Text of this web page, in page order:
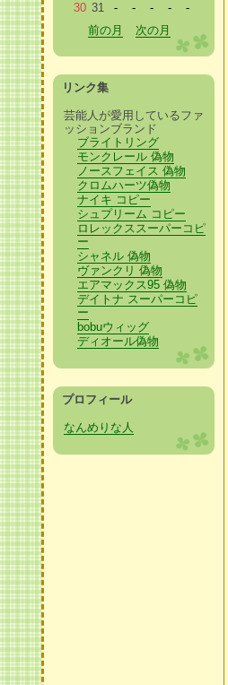
30 31 - - - -
-
前の月
次の月
リンク集
芸能人が愛用しているファ
ッションブランド
ブライトリング
モンクレール 偽物
ノースフェイス 偽物
クロムハーツ偽物
ナイキ コピー
シュプリーム コピー
ロレックススーパーコピ
ー
シャネル 偽物
ヴァンクリ 偽物
エアマックス95 偽物
デイトナ スーパーコピ
ー
bobuウィッグ
ディオール偽物
プロフィール
なんめりな人